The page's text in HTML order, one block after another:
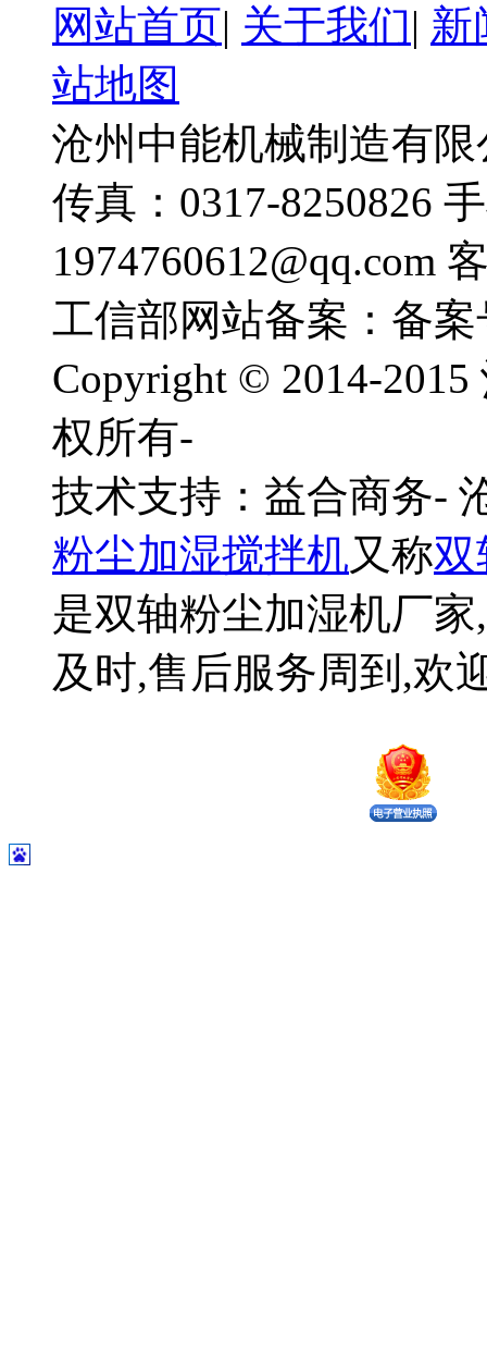
网站首页| 关于我们| 新
站地图
沧州中能机械制造有限
传真：0317-8250826
1974760612@qq.com
工信部网站备案：备案
Copyright © 2014-
权所有-
技术支持：益合商务-
粉尘加湿搅拌机又称双
是双轴粉尘加湿机厂
及时,售后服务周到,欢